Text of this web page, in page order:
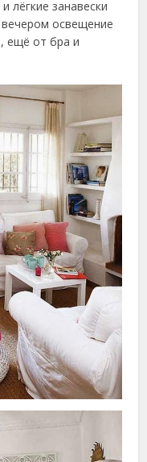
лёгкие занавески
освещение
ещё от бра и